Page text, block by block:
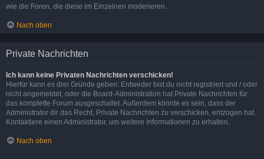
wie die Foren, die diese im Einzelnen moderieren.
Nach oben
Private Nachrichten
Ich kann keine Privaten Nachrichten verschicken!
Hierfür kann es drei Gründe geben: Entweder bist du nicht registriert und / oder
nicht angemeldet, oder die Board-Administration hat Private Nachrichten für
das komplette Forum ausgeschaltet. Außerdem könnte es sein, dass der
Administrator dir das Recht, Private Nachrichten zu verschicken, entzogen hat.
Kontaktiere einen Administrator, um weitere Informationen zu erhalten.
Nach oben